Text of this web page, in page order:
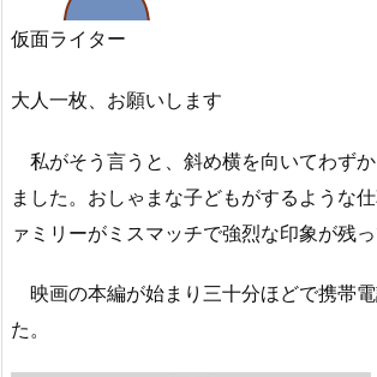
仮面ライター
大人一枚、お願いします
私がそう言うと、斜め横を向いてわず
ました。おしゃまな子どもがするような
ァミリーがミスマッチで強烈な印象が残っ
映画の本編が始まり三十分ほどで携帯
た。